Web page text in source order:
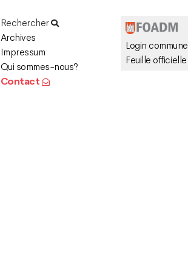
Rechercher
Archives
Impressum
Qui sommes-nous?
Contact
Login commune
Feuille officielle